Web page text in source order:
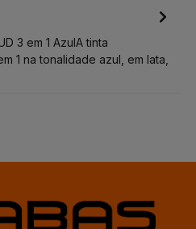
3 em 1 AzulA tinta
1 na tonalidade azul, em lata,